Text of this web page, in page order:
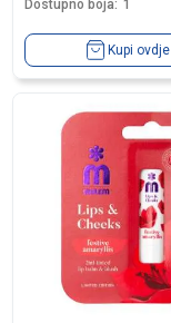
Dostupno boja: 1
Kupi ovdje